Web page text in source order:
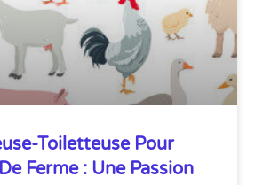
Toiletteuse Pour
Ferme : Une Passion